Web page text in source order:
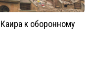
к оборонному